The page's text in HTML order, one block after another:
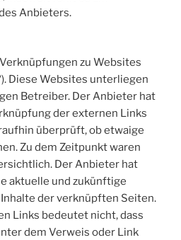
Anbieters.
zu Websites
Diese Websites unterliegen
Betreiber. Der Anbieter hat
der externen Links
überprüft, ob etwaige
Zu dem Zeitpunkt waren
Der Anbieter hat
aktuelle und zukünftige
der verknüpften Seiten.
Links bedeutet nicht, dass
dem Verweis oder Link